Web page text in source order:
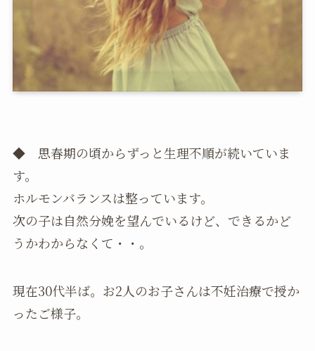
◆ 思春期の頃からずっと生理不順が続いていま
す。
ホルモンバランスは整っています。
次の子は自然分娩を望んでいるけど、できるかど
うかわからなくて・・。
現在30代半ば。お2人のお子さんは不妊治療で授か
ったご様子。